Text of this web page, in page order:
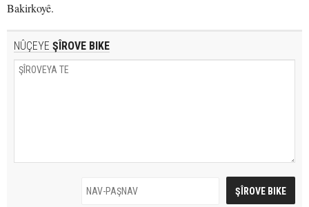
Bakirkoyê.
NÛÇEYE ŞÎROVE BIKE